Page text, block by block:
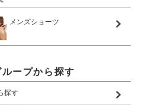
メンズショーツ
ループから探す
探す